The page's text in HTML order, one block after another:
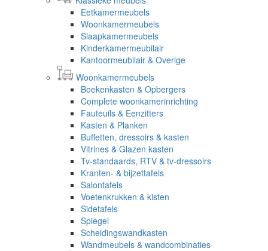
Eetkamermeubels
Woonkamermeubels
Slaapkamermeubels
Kinderkamermeubilair
Kantoormeubilair & Overige
Woonkamermeubels
Boekenkasten & Opbergers
Complete woonkamerinrichting
Fauteuils & Eenzitters
Kasten & Planken
Buffetten, dressoirs & kasten
Vitrines & Glazen kasten
Tv-standaards, RTV & tv-dressoirs
Kranten- & bijzettafels
Salontafels
Voetenkrukken & kisten
Sidetafels
Spiegel
Scheidingswandkasten
Wandmeubels & wandcombinaties